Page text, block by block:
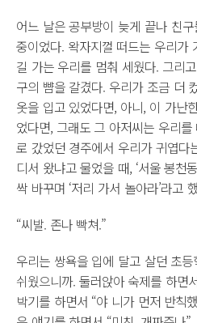
어느 날은 공부방이 늦게 끝나 친
중이었다. 왁자지껄 떠드는 우리가
길 가는 우리를 멈춰 세웠다. 그리
구의 뺨을 갈겼다. 우리가 조금 더
옷을 입고 있었다면, 아니, 이 가난
었다면, 그래도 그 아저씨는 우리
로 갔었던 경주에서 우리가 귀엽다
디서 왔냐고 물었을 때, ‘서울 봉천
싹 바꾸며 ‘저리 가서 놀아라’라고
“씨발. 존나 빡쳐.”
우리는 쌍욕을 입에 달고 살던 초
쉬웠으니까. 둘러앉아 숙제를 하면
박기를 하면서 “야 니가 먼저 반칙